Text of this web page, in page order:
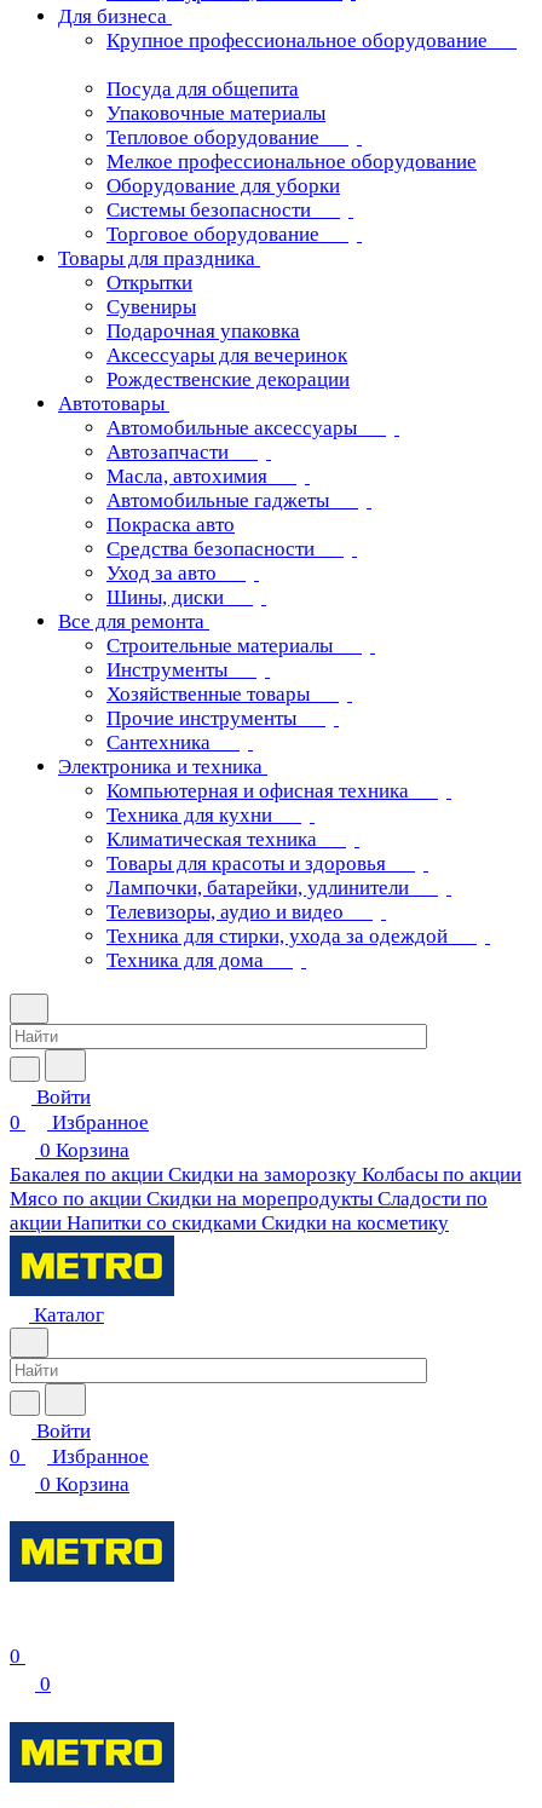
Для бизнеса
Крупное профессиональное оборудование
Посуда для общепита
Упаковочные материалы
Тепловое оборудование
Мелкое профессиональное оборудование
Оборудование для уборки
Системы безопасности
Торговое оборудование
Товары для праздника
Открытки
Сувениры
Подарочная упаковка
Аксессуары для вечеринок
Рождественские декорации
Автотовары
Автомобильные аксессуары
Автозапчасти
Масла, автохимия
Автомобильные гаджеты
Покраска авто
Средства безопасности
Уход за авто
Шины, диски
Все для ремонта
Строительные материалы
Инструменты
Хозяйственные товары
Прочие инструменты
Сантехника
Электроника и техника
Компьютерная и офисная техника
Техника для кухни
Климатическая техника
Товары для красоты и здоровья
Лампочки, батарейки, удлинители
Телевизоры, аудио и видео
Техника для стирки, ухода за одеждой
Техника для дома
Войти
0
Избранное
0 Корзина
Бакалея по акции Скидки на заморозку Колбасы по акции
Мясо по акции Скидки на морепродукты Сладости по
акции Напитки со скидками Скидки на косметику
Каталог
Войти
0
Избранное
0 Корзина
0
0